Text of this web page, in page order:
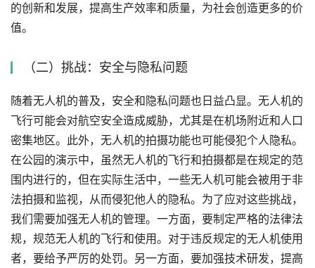
的创新和发展，提高生产效率和质量，为社会创造更多的价
值。
（二）挑战：安全与隐私问题
随着无人机的普及，安全和隐私问题也日益凸显。无人机的
飞行可能会对航空安全造成威胁，尤其是在机场附近和人口
密集地区。此外，无人机的拍摄功能也可能侵犯个人隐私。
在公园的演示中，虽然无人机的飞行和拍摄都是在规定的范
围内进行的，但在实际生活中，一些无人机可能会被用于非
法拍摄和监视，从而侵犯他人的隐私。为了应对这些挑战，
我们需要加强无人机的管理。一方面，要制定严格的法律法
规，规范无人机的飞行和使用。对于违反规定的无人机使用
者，要给予严厉的处罚。另一方面，要加强技术研发，提高